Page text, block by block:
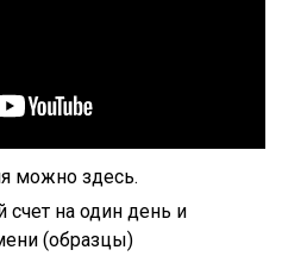
можно здесь.
счет на один день и
(образцы)